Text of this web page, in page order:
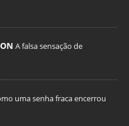
A falsa sensação de
uma senha fraca encerrou